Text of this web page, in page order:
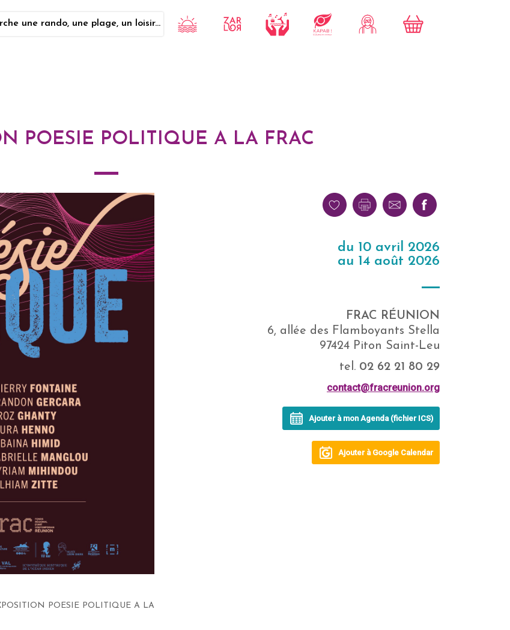
une rando, une plage, un loisir...
POESIE POLITIQUE A LA FRAC
du 10 avril 2026
au 14 août 2026
FRAC RÉUNION
6, allée des Flamboyants Stella
97424 Piton Saint-Leu
tel. 02 62 21 80 29
contact@fracreunion.org
Ajouter à mon Agenda (fichier ICS)
Ajouter à Google Calendar
POESIE POLITIQUE A LA